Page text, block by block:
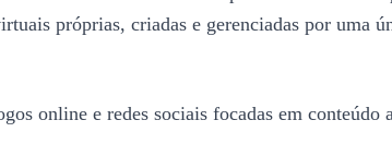
próprias, criadas e gerenciadas por uma
online e redes sociais focadas em